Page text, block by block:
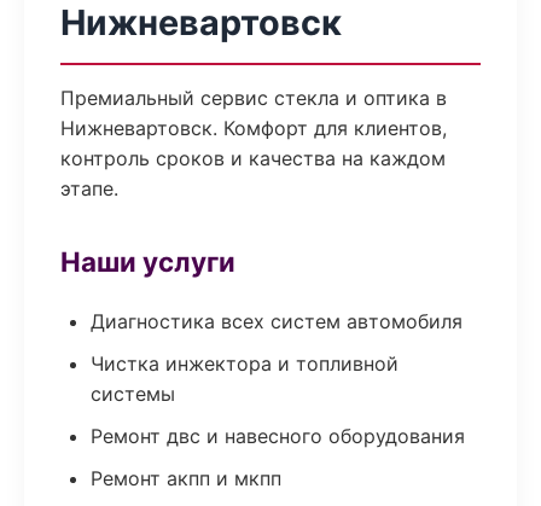
Нижневартовск
Премиальный сервис стекла и оптика в
Нижневартовск. Комфорт для клиентов,
контроль сроков и качества на каждом
этапе.
Наши услуги
Диагностика всех систем автомобиля
Чистка инжектора и топливной
системы
Ремонт двс и навесного оборудования
Ремонт акпп и мкпп